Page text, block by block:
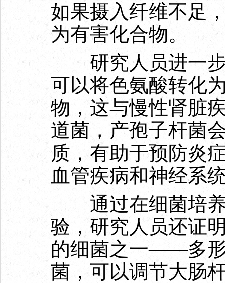
如果摄入纤维不足
为有害化合物。
研究人员进一步
可以将色氨酸转化
物，这与慢性肾脏
道菌，产孢子杆菌
质，有助于预防炎
血管疾病和神经系
通过在细菌培养
验，研究人员还证
的细菌之一——多
菌，可以调节大肠